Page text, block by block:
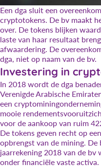
Een dga sluit een
cryptotokens. De bv maakt
over. De tokens blijken
laste van haar resultaat
afwaardering. De
dga, niet op naam van de bv.
Investering in
In 2018 wordt de dga
Verenigde Arabische
een
mooie
voor de aankoop van ruim
De tokens geven recht op
opbrengst van de mining. De
jaarrekening 2018 van de bv
onder financiële vaste activa.